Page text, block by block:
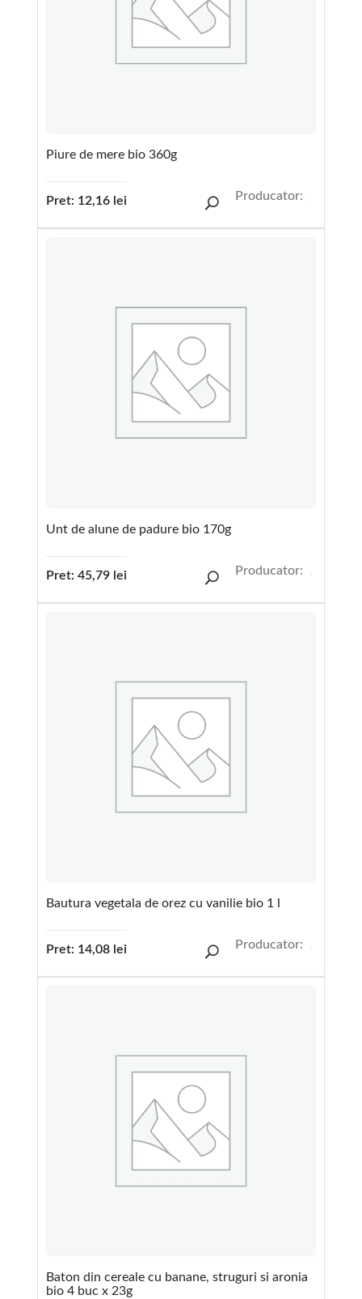
Piure de mere bio 360g
Pret: 12,16 lei Producator:
Unt de alune de padure bio 170g
Pret: 45,79 lei Producator:
Bautura vegetala de orez cu vanilie bio 1 l
Pret: 14,08 lei Producator:
Baton din cereale cu banane, struguri si aronia
bio 4 buc x 23g